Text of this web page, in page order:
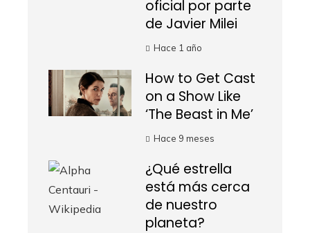
oficial por parte
de Javier Milei
Hace 1 año
How to Get Cast
on a Show Like
‘The Beast in Me’
Hace 9 meses
¿Qué estrella
está más cerca
de nuestro
planeta?